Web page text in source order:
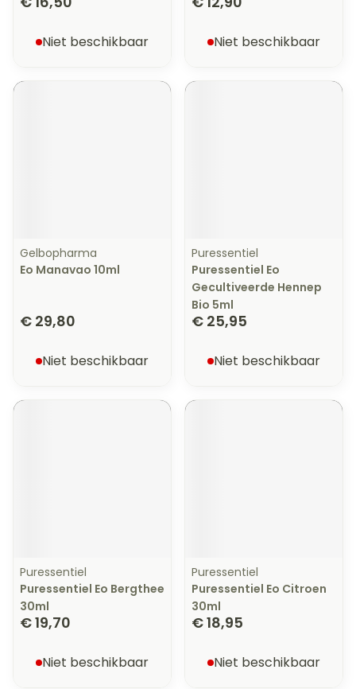
Niet beschikbaar Niet beschikbaar
Gelbopharma
Eo Manavao 10ml
€ 29,80
Niet beschikbaar
Puressentiel
Puressentiel Eo
Gecultiveerde Hennep
Bio 5ml
€ 25,95
Niet beschikbaar
Puressentiel
Puressentiel Eo Bergthee
30ml
€ 19,70
Niet beschikbaar
Puressentiel
Puressentiel Eo Citroen
30ml
€ 18,95
Niet beschikbaar